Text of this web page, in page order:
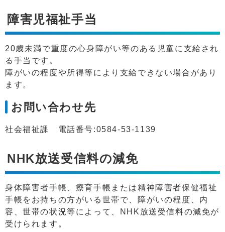
障害児福祉手当
20歳未満で重度の心身障がい等のある児童に支給され
る手当です。
障がいの程度や所得等により支給できない場合があり
ます。
お問い合わせ先
社会福祉課 電話番号:0584-53-1139
NHK放送受信料の減免
身体障害者手帳、療育手帳または精神障害者保健福祉
手帳をお持ちの方がいる世帯で、障がいの程度、内
容、世帯の状況等によって、NHK放送受信料の減免が
受けられます。